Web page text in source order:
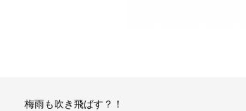
梅雨も吹き飛ばす？！